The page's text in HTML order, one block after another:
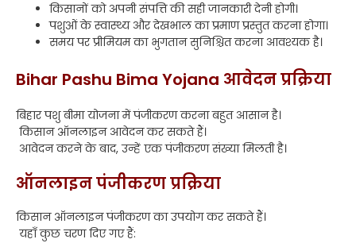
किसानों को अपनी संपत्ति की सही जानकारी देनी होगी।
पशुओं के स्वास्थ्य और देखभाल का प्रमाण प्रस्तुत करना होगा।
समय पर प्रीमियम का भुगतान सुनिश्चित करना आवश्यक है।
Bihar Pashu Bima Yojana आवेदन प्रक्रिया
बिहार पशु बीमा योजना में पंजीकरण करना बहुत आसान है।
किसान ऑनलाइन आवेदन कर सकते हैं।
आवेदन करने के बाद, उन्हें एक पंजीकरण संख्या मिलती है।
ऑनलाइन पंजीकरण प्रक्रिया
किसान ऑनलाइन पंजीकरण का उपयोग कर सकते हैं।
यहाँ कुछ चरण दिए गए हैं: